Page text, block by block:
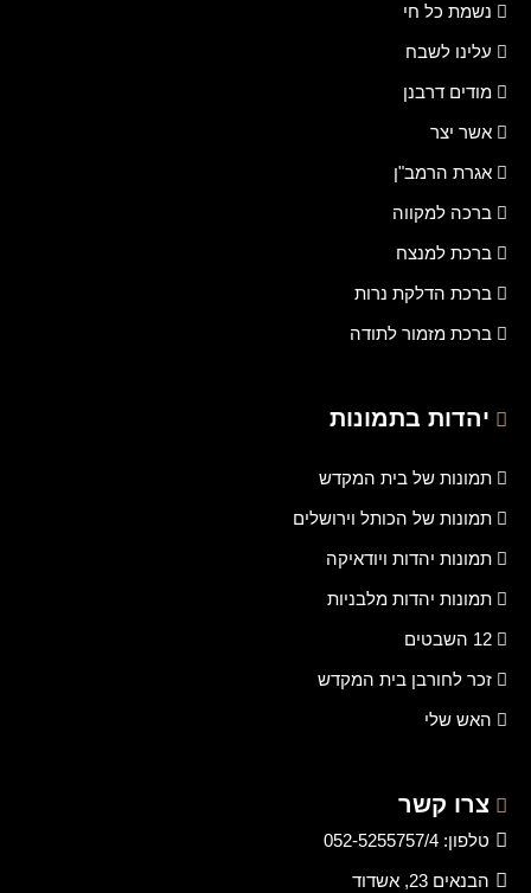
נשמת כל חי
עלינו לשבח
מודים דרבנן
אשר יצר
אגרת הרמב"ן
ברכה למקווה
ברכת למנצח
ברכת הדלקת נרות
ברכת מזמור לתודה
יהדות בתמונות
תמונות של בית המקדש
תמונות של הכותל וירושלים
תמונות יהדות ויודאיקה
תמונות יהדות מלבניות
12 השבטים
זכר לחורבן בית המקדש
האש שלי
צרו קשר
טלפון: 052-5255757/4
הבנאים 23, אשדוד